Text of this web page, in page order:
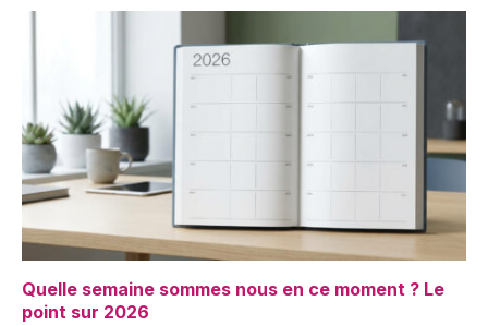
Quelle semaine sommes nous en ce moment ? Le
point sur 2026